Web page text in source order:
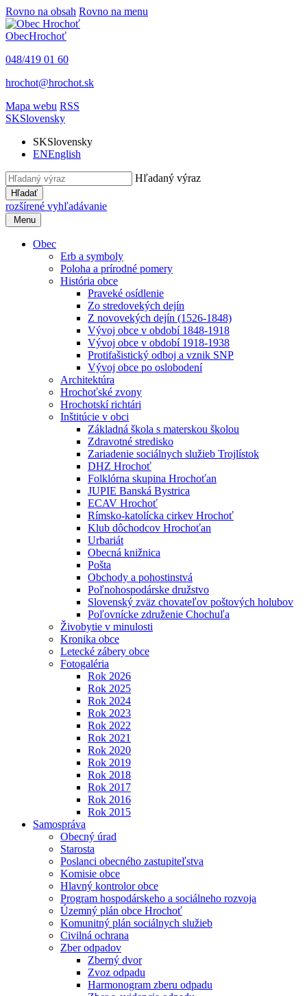
Rovno na obsah Rovno na menu
ObecHrochoť
048/419 01 60
hrochot@hrochot.sk
Mapa webu RSS
SKSlovensky
SKSlovensky
ENEnglish
Hľadaný výraz
Hľadať
rozšírené vyhľadávanie
Menu
Obec
Erb a symboly
Poloha a prírodné pomery
História obce
Praveké osídlenie
Zo stredovekých dejín
Z novovekých dejín (1526-1848)
Vývoj obce v období 1848-1918
Vývoj obce v období 1918-1938
Protifašistický odboj a vznik SNP
Vývoj obce po oslobodení
Architektúra
Hrochoťské zvony
Hrochotskí richtári
Inštitúcie v obci
Základná škola s materskou školou
Zdravotné stredisko
Zariadenie sociálnych služieb Trojlístok
DHZ Hrochoť
Folklórna skupina Hrochoťan
JUPIE Banská Bystrica
ECAV Hrochoť
Rímsko-katolícka cirkev Hrochoť
Klub dôchodcov Hrochoťan
Urbariát
Obecná knižnica
Pošta
Obchody a pohostinstvá
Poľnohospodárske družstvo
Slovenský zväz chovateľov poštových holubov
Poľovnícke združenie Chochuľa
Živobytie v minulosti
Kronika obce
Letecké zábery obce
Fotogaléria
Rok 2026
Rok 2025
Rok 2024
Rok 2023
Rok 2022
Rok 2021
Rok 2020
Rok 2019
Rok 2018
Rok 2017
Rok 2016
Rok 2015
Samospráva
Obecný úrad
Starosta
Poslanci obecného zastupiteľstva
Komisie obce
Hlavný kontrolor obce
Program hospodárskeho a sociálneho rozvoja
Územný plán obce Hrochoť
Komunitný plán sociálnych služieb
Civilná ochrana
Zber odpadov
Zberný dvor
Zvoz odpadu
Harmonogram zberu odpadu